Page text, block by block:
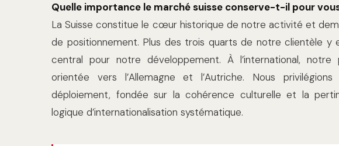
Quelle importance le marché suisse conserve-t-il pour
La Suisse constitue le cœur historique de notre activité et
de positionnement. Plus des trois quarts de notre clientèle y
central pour notre développement. À l’international,
orientée vers l’Allemagne et l’Autriche. Nous
déploiement, fondée sur la cohérence culturelle et la
logique d’internationalisation systématique.